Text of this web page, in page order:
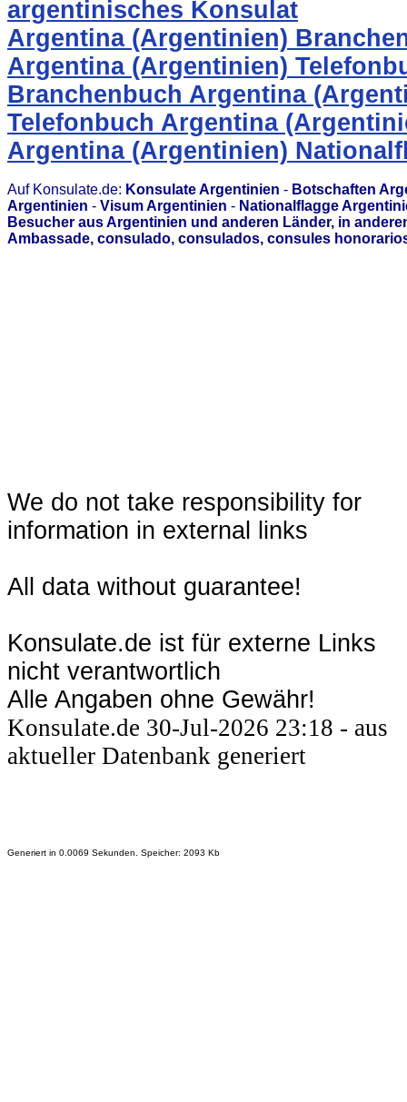
argentinisches Konsulat
Argentina (Argentinien)
Argentina (Argentinien)
Branchenbuch Argentina
Telefonbuch Argentina
Argentina (Argentinien)
Auf Konsulate.de: Konsulate Argentinien - Botschaften
Argentinien - Visum Argentinien - Nationalflagge
Besucher aus Argentinien und anderen Länder, in
Ambassade, consulado, consulados, consules
We do not take responsibility for
information in external links
All data without guarantee!
Konsulate.de ist für externe Links
nicht verantwortlich
Alle Angaben ohne Gewähr!
Konsulate.de 30-Jul-2026 23:18 - aus
aktueller Datenbank generiert
Generiert in 0.0069 Sekunden. Speicher: 2093 Kb